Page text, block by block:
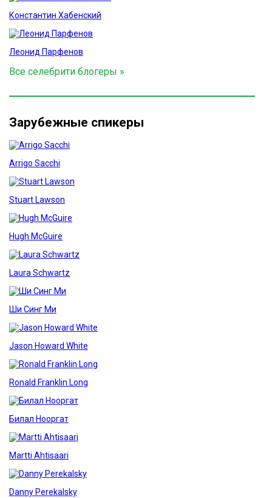
Константин Хабенский
Леонид Парфенов
Все селебрити блогеры »
Зарубежные спикеры
Arrigo Sacchi
Stuart Lawson
Hugh McGuire
Laura Schwartz
Ши Синг Ми
Jason Howard White
Ronald Franklin Long
Билал Нооргат
Martti Ahtisaari
Danny Perekalsky